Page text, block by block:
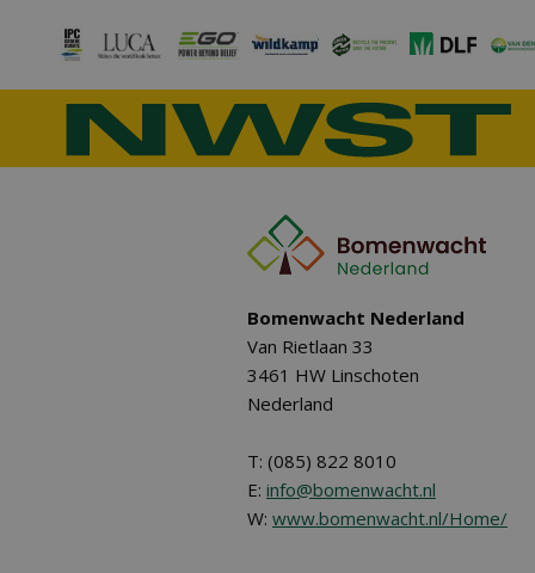
Bomenwacht Nederland
Van Rietlaan 33
3461 HW Linschoten
Nederland
T: (085) 822 8010
E: info@bomenwacht.nl
W: www.bomenwacht.nl/Home/